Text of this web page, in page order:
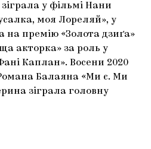
зіграла у фільмі Нани
моя Лореляй», у
на премію «Золота дзиґа»
акторка» за роль у
Каплан». Восени 2020
Балаяна «Ми є. Ми
зіграла головну